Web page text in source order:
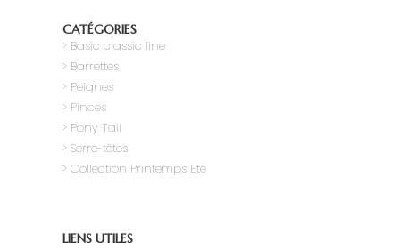
CATÉGORIES
> Basic classic line
> Barrettes
> Peignes
> Pinces
> Pony Tail
> Serre-têtes
> Collection Printemps Eté
LIENS UTILES